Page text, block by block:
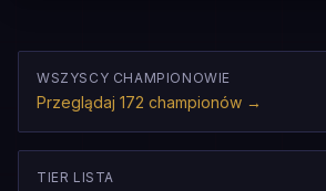
WSZYSCY CHAMPIONOWIE
Przeglądaj 172 championów →
TIER LISTA